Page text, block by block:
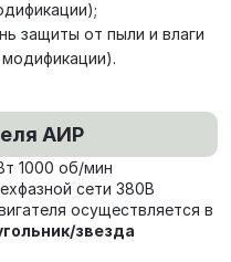
защиты от пыли и влаги
АИР
1000 об/мин
сети 380В
осуществляется в
звезда